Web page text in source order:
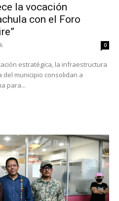
la vocación
con el Foro
0
estratégica, la infraestructura
del municipio consolidan a
para...